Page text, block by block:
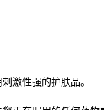
激性强的护肤品。